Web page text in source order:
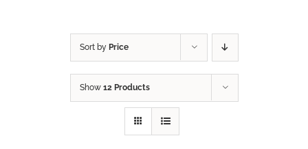
Sort by Price
Show 12 Products